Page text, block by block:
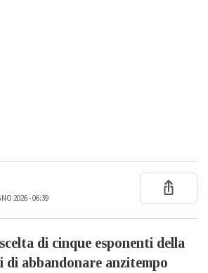
2026 - 06:39
di cinque esponenti della
di abbandonare anzitempo